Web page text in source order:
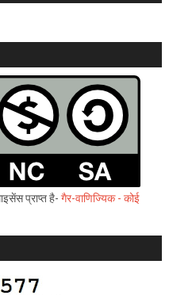
प्राप्त है-गैर-वाणिज्यिक - कोई